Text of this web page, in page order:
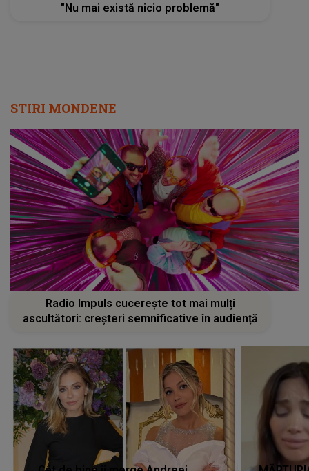
"Nu mai există nicio problemă"
STIRI MONDENE
Radio Impuls cucerește tot mai mulți
ascultători: creșteri semnificative în audiență